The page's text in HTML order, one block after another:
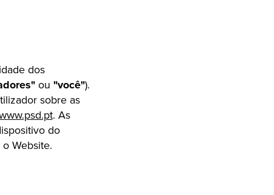
dos
ou "você").
sobre as
. As
do
Website.